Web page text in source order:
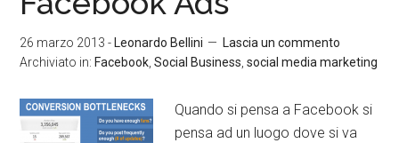
26 marzo 2013 - Leonardo Bellini
Lascia un commento
Archiviato in: Facebook ,Social Business ,social media marketing
Quando si pensa a Facebook si
pensa ad un luogo dove si va